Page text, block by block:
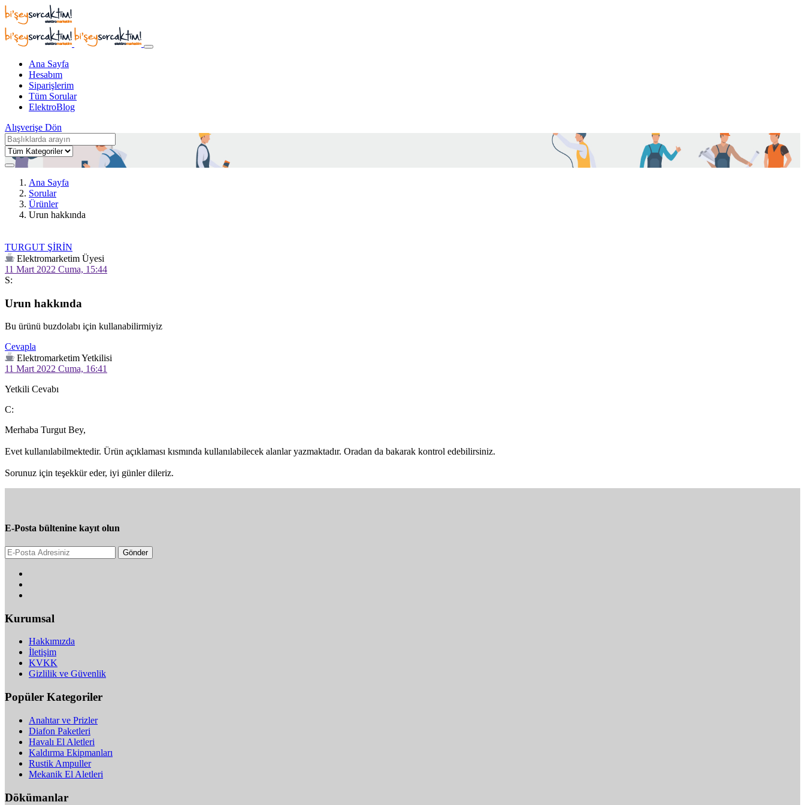
Ana Sayfa
Hesabım
Siparişlerim
Tüm Sorular
ElektroBlog
Alışverişe Dön
Ana Sayfa
Sorular
Ürünler
Urun hakkında
TURGUT ŞİRİN
Elektromarketim Üyesi
11 Mart 2022 Cuma, 15:44
S:
Urun hakkında
Bu ürünü buzdolabı için kullanabilirmiyiz
Cevapla
Elektromarketim Yetkilisi
11 Mart 2022 Cuma, 16:41
Yetkili Cevabı
C:
Merhaba Turgut Bey,
Evet kullanılabilmektedir. Ürün açıklaması kısmında kullanılabilecek alanlar yazmaktadır. Oradan da bakarak kontrol edebilirsiniz.
Sorunuz için teşekkür eder, iyi günler dileriz.
E-Posta bültenine kayıt olun
Gönder
Kurumsal
Hakkımızda
İletişim
KVKK
Gizlilik ve Güvenlik
Popüler Kategoriler
Anahtar ve Prizler
Diafon Paketleri
Havalı El Aletleri
Kaldırma Ekipmanları
Rustik Ampuller
Mekanik El Aletleri
Dökümanlar